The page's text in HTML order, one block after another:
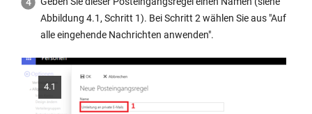
Abbildung 4.1, Schritt 1). Bei Schritt 2 wählen Sie aus "Auf
alle eingehende Nachrichten anwenden".
4.1